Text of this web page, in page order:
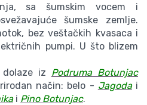
sa šumskim vocem i
šumske zemlje.
bez veštačkih kvasaca i
pumpi. U što blizem
iz Podruma Botunjac
način: belo - Jagodai
i Pino Botunjac.